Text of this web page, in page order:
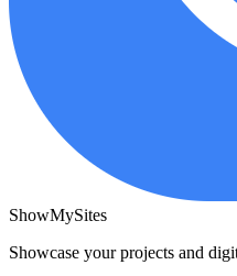
ShowMySites
Showcase your projects and